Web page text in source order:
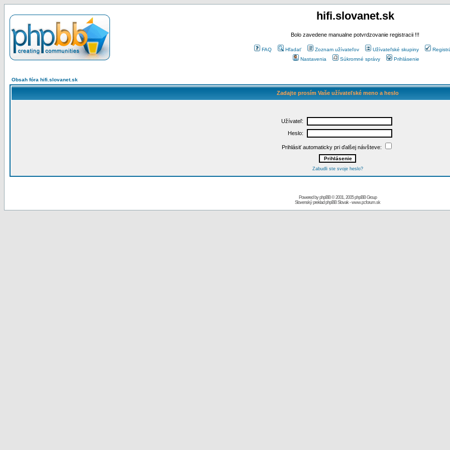
hifi.slovanet.sk
Bolo zavedene manualne potvrdzovanie registracii !!!
FAQ Hľadať Zoznam užívateľov Užívateľské skupiny
Nastavenia
Súkromné správy Prihlásenie
Obsah fóra hifi.slovanet.sk
Zadajte prosím Vaše užívateľské meno a heslo
Užívateľ:
Heslo:
Prihlásiť automaticky pri ďalšej návšteve:
Zabudli ste svoje heslo?
Powered byphpBB© 2001, 2005 phpBB Group
Slovenský preklad phpBB Slovak-www.pcforum.sk